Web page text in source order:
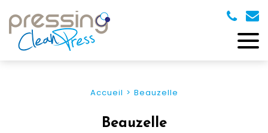
Accueil Beauzelle
Beauzelle